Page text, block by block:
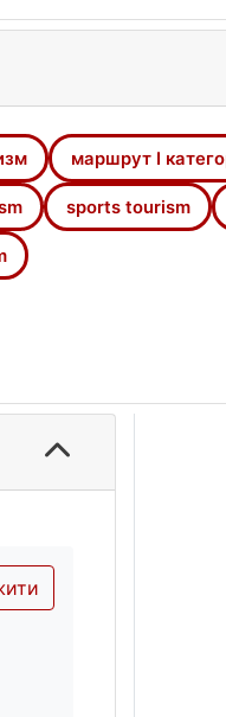
поради щодо
інформацію
подібних
походів в інших
маршрут І
sports tourism